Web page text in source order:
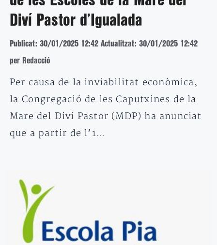
Diví Pastor d’Igualada
Publicat: 30/01/2025 12:42 Actualitzat: 30/01/2025 12:42
per Redacció
Per causa de la inviabilitat econòmica,
la Congregació de les Caputxines de la
Mare del Diví Pastor (MDP) ha anunciat
que a partir de l’1…